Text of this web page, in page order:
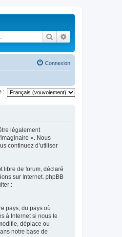
Rechercher
Connexion
:
légalement
». Nous
continuez d’utiliser
libre de forum, déclaré
sur Internet. phpBB
:
pays, du pays où
à Internet si nous le
déplace ou
notre base de